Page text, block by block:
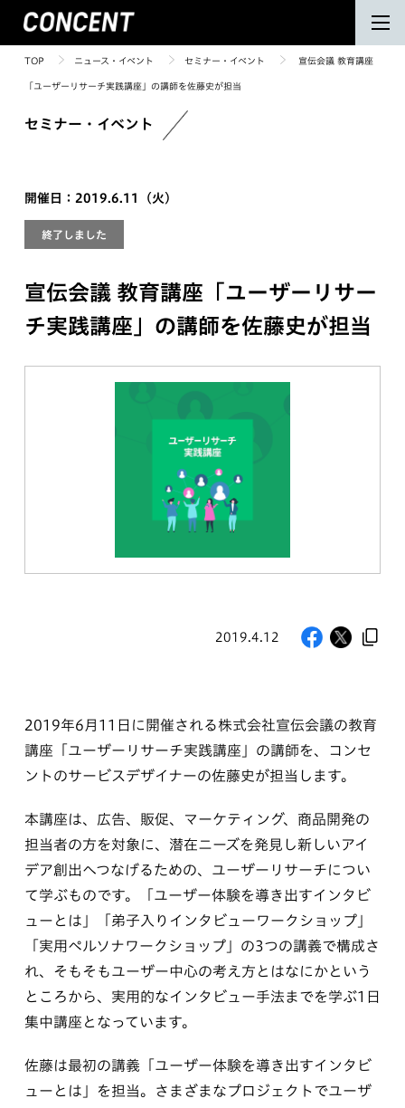
TOP ニュース・イベント セミナー・イベント 宣伝会議 教育講座
「ユーザーリサーチ実践講座」の講師を佐藤史が担当
セミナー・イベント
開催日：2019.6.11（火）
終了しました
宣伝会議 教育講座「ユーザーリサー
チ実践講座」の講師を佐藤史が担当
2019.4.12
2019年6月11日に開催される株式会社宣伝会議の教育
講座「ユーザーリサーチ実践講座」の講師を、コンセ
ントのサービスデザイナーの佐藤史が担当します。
本講座は、広告、販促、マーケティング、商品開発の
担当者の方を対象に、潜在ニーズを発見し新しいアイ
デア創出へつなげるための、ユーザーリサーチについ
て学ぶものです。「ユーザー体験を導き出すインタビ
ューとは」「弟子入りインタビューワークショップ」
「実用ペルソナワークショップ」の3つの講義で構成さ
れ、そもそもユーザー中心の考え方とはなにかという
ところから、実用的なインタビュー手法までを学ぶ1日
集中講座となっています。
佐藤は最初の講義「ユーザー体験を導き出すインタビ
ューとは」を担当。さまざまなプロジェクトでユーザ